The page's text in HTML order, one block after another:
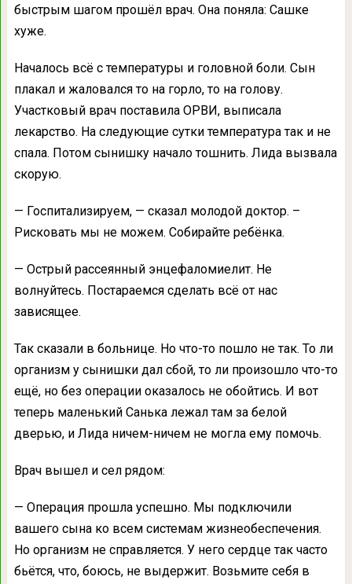
быстрым шагом прошёл врач. Она поняла: Сашке
хуже.
Началось всё с температуры и головной боли. Сын
плакал и жаловался то на горло, то на голову.
Участковый врач поставила ОРВИ, выписала
лекарство. На следующие сутки температура так и не
спала. Потом сынишку начало тошнить. Лида вызвала
скорую.
— Госпитализируем, — сказал молодой доктор. –
Рисковать мы не можем. Собирайте ребёнка.
— Острый рассеянный энцефаломиелит. Не
волнуйтесь. Постараемся сделать всё от нас
зависящее.
Так сказали в больнице. Но что-то пошло не так. То ли
организм у сынишки дал сбой, то ли произошло что-то
ещё, но без операции оказалось не обойтись. И вот
теперь маленький Санька лежал там за белой
дверью, и Лида ничем-ничем не могла ему помочь.
Врач вышел и сел рядом:
— Операция прошла успешно. Мы подключили
вашего сына ко всем системам жизнеобеспечения.
Но организм не справляется. У него сердце так часто
бьётся, что, боюсь, не выдержит. Возьмите себя в